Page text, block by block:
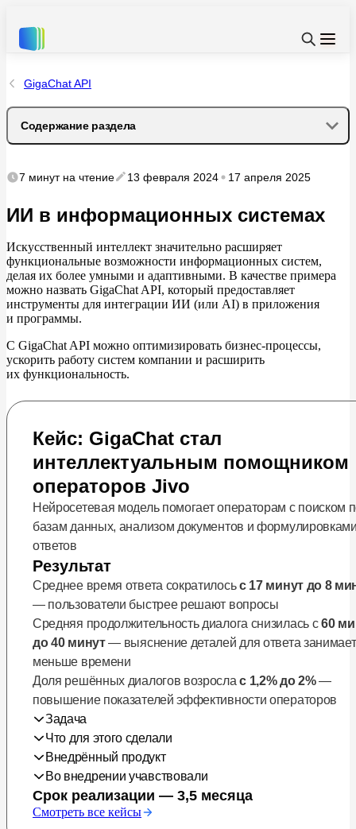
GigaChat API
Содержание раздела
Примеры искусственного интеллекта для
Прогнозирование спроса
Управление запасами
Образовательные платформы
Перспективы ИИ для информационных систем
Будущее ИИ в информационных системах
Повышение точности прогнозов
Усиление безопасности
Инвестиции и государственная поддержка
7 минутна чтение 13 февраля 2024 17 апреля 2025
ИИ в информационных системах
Искусственный интеллект значительно расширяет
функциональные возможности информационных систем,
делая их более умными и адаптивными. В качестве примера
можно назвать GigaChat API, который предоставляет
инструменты для интеграции ИИ (или AI) в приложения
и программы.
С GigaChat API можно оптимизировать бизнес-процессы,
ускорить работу систем компании и расширить
их функциональность.
Кейс: GigaChat стал
интеллектуальным помощником
операторов Jivo
Нейросетевая модель помогает операторам с поиском
базам данных, анализом документов и
ответов
Результат
Среднее время ответа сократилосьс 17 минут до 8
— пользователи быстрее решают вопросы
Средняя продолжительность диалога снизилась с60
до 40 минут— выяснение деталей для ответа занимает
меньше времени
Доля решённых диалогов возрослас 1,2% до 2%—
повышение показателей эффективности операторов
Задача
Для работы с большим потоком входящих обращений
без потери качества платформу Jivo необходимо было
усилить быстрым поиском, распознаванием контекста
и интеллектуальной обработкой документов
Что для этого сделали
Внедрена большая модель GigaChat Pro, GigaChain
и подключена библиотека промтов. За счёт чего удалось
добиться 90% точности ответов
Внедрённый продукт
GigaChat — нейросетевая модель для создания
контента, генерации и суммаризации текста, написания
кода, поддержания диалога, классификации данных
Во внедрении учавствовали
владелец продукта
Срок реализации — 3,5 месяца
Смотреть все кейсы